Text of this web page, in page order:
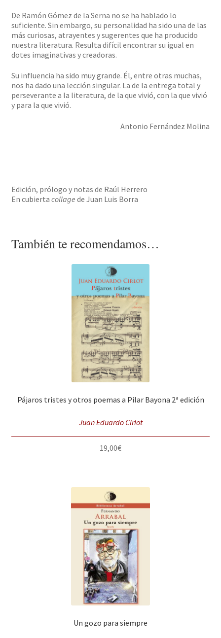
De Ramón Gómez de la Serna no se ha hablado lo
suficiente. Sin embargo, su personalidad ha sido una de las
más curiosas, atrayentes y sugerentes que ha producido
nuestra literatura. Resulta difícil encontrar su igual en
dotes imaginativas y creadoras.
Su influencia ha sido muy grande. Él, entre otras muchas,
nos ha dado una lección singular. La de la entrega total y
perseverante a la literatura, de la que vivió, con la que vivió
y para la que vivió.
Antonio Fernández Molina
Edición, prólogo y notas de Raúl Herrero
En cubierta collage de Juan Luis Borra
También te recomendamos…
Pájaros tristes y otros poemas a Pilar Bayona 2ª edición
Juan Eduardo Cirlot
19,00€
Un gozo para siempre